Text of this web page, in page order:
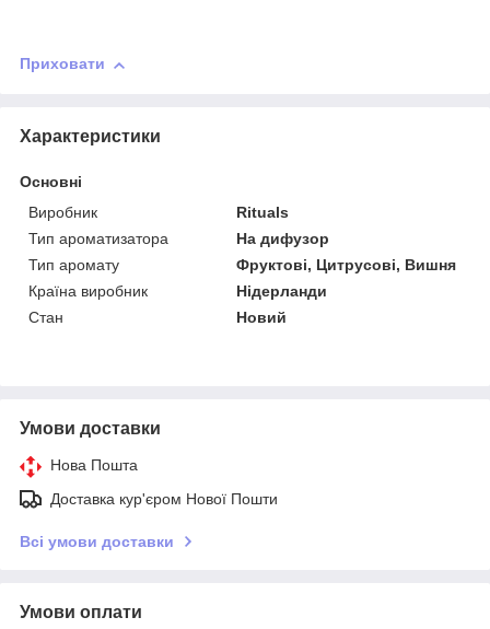
Приховати
Характеристики
Основні
Виробник
Rituals
Тип ароматизатора
На дифузор
Тип аромату
Фруктові, Цитрусові, Вишня
Країна виробник
Нідерланди
Стан
Новий
Умови доставки
Нова Пошта
Доставка кур'єром Нової Пошти
Всі умови доставки
Умови оплати